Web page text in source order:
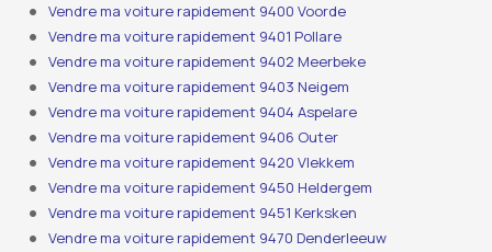
Vendre ma voiture rapidement 9400 Voorde
Vendre ma voiture rapidement 9401 Pollare
Vendre ma voiture rapidement 9402 Meerbeke
Vendre ma voiture rapidement 9403 Neigem
Vendre ma voiture rapidement 9404 Aspelare
Vendre ma voiture rapidement 9406 Outer
Vendre ma voiture rapidement 9420 Vlekkem
Vendre ma voiture rapidement 9450 Heldergem
Vendre ma voiture rapidement 9451 Kerksken
Vendre ma voiture rapidement 9470 Denderleeuw